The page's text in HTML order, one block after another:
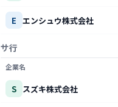
E エンシュウ株式会社
サ行
企業名
S スズキ株式会社